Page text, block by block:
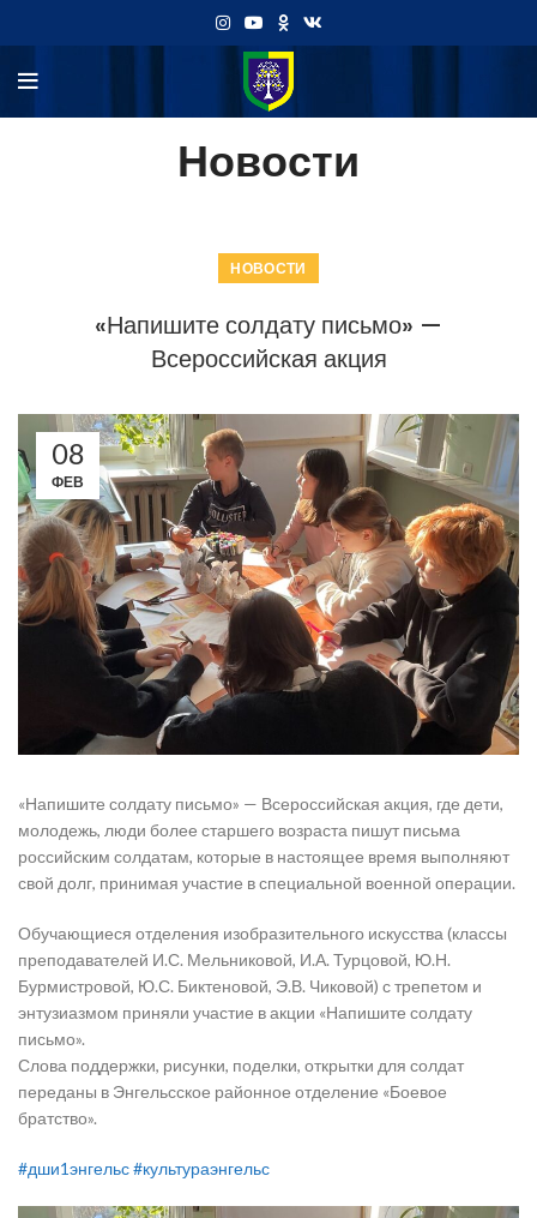
Новости
НОВОСТИ
«Напишите солдату письмо» —
Всероссийская акция
08
ФЕВ
«Напишите солдату письмо» — Всероссийская акция, где дети,
молодежь, люди более старшего возраста пишут письма
российским солдатам, которые в настоящее время выполняют
свой долг, принимая участие в специальной военной операции.
Обучающиеся отделения изобразительного искусства (классы
преподавателей И.С. Мельниковой, И.А. Турцовой, Ю.Н.
Бурмистровой, Ю.С. Биктеновой, Э.В. Чиковой) с трепетом и
энтузиазмом приняли участие в акции «Напишите солдату
письмо».
Слова поддержки, рисунки, поделки, открытки для солдат
переданы в Энгельсское районное отделение «Боевое
братство».
#дши1энгельс#культураэнгельс